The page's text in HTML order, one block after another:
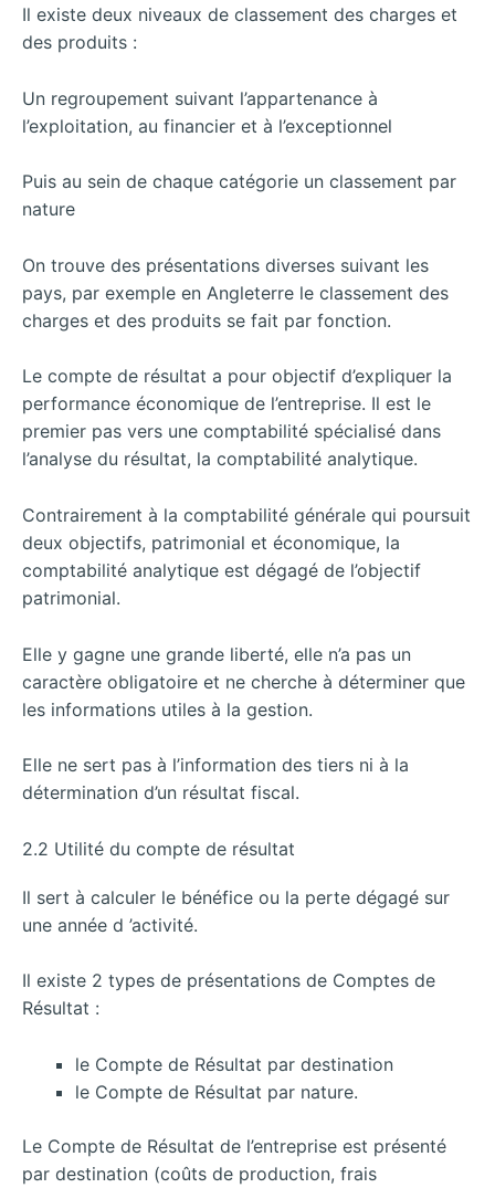
Il existe deux niveaux de classement des charges et
des produits :
Un regroupement suivant l’appartenance à
l’exploitation, au financier et à l’exceptionnel
Puis au sein de chaque catégorie un classement par
nature
On trouve des présentations diverses suivant les
pays, par exemple en Angleterre le classement des
charges et des produits se fait par fonction.
Le compte de résultat a pour objectif d’expliquer la
performance économique de l’entreprise. Il est le
premier pas vers une comptabilité spécialisé dans
l’analyse du résultat, la comptabilité analytique.
Contrairement à la comptabilité générale qui poursuit
deux objectifs, patrimonial et économique, la
comptabilité analytique est dégagé de l’objectif
patrimonial.
Elle y gagne une grande liberté, elle n’a pas un
caractère obligatoire et ne cherche à déterminer que
les informations utiles à la gestion.
Elle ne sert pas à l’information des tiers ni à la
détermination d’un résultat fiscal.
2.2 Utilité du compte de résultat
Il sert à calculer le bénéfice ou la perte dégagé sur
une année d ’activité.
Il existe 2 types de présentations de Comptes de
Résultat :
le Compte de Résultat par destination
le Compte de Résultat par nature.
Le Compte de Résultat de l’entreprise est présenté
par destination (coûts de production, frais